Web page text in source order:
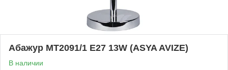
Абажур MT2091/1 E27 13W (ASYA AVIZE)
В наличии